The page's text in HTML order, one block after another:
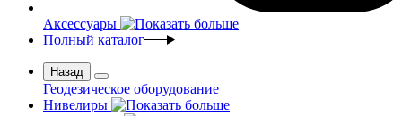
Аксессуары
Полный каталог
Назад
Геодезическое оборудование
Нивелиры